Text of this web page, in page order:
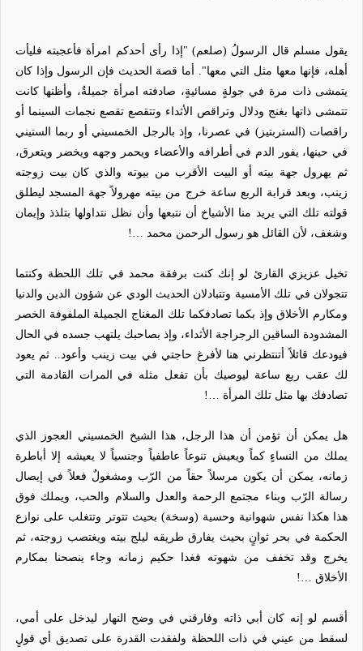
يقول مسلم قال الرسولُ (صلعم) "إذا رأى أحدكم امرأة فأعجبته فليأت
أهله، فإنها معها مثل التي معها". أما قصة الحديث فإن الرسول وإذا كان
يتمشى ذات مرة في جولةٍ مسائيةٍ، صادفته امرأة جميلةٌ، وأظنها كانت
تتمشى ذاتها بغنج ودلال وتراقص الأثداء وتتقصع تقصع نجمات السينما أو
راقصات (الستربتيز) في عصرنا، وإذ بالرجل الخمسيني أو ربما الستيني
في حينها، يفور الدم في أطرافه والأعضاء ويحمر وجهه ويخضر ويتعرق،
ثم يهرول جهة بيته أو البيت الأقرب من بيوته والذي كان بيت زوجته
زينب، وبعد قرابة الربع ساعة خرج من بيته مهرولاً جهة المسجد ليطلق
قولته تلك التي يريد منا الأشياخ أن نتبعها وأن نظل نتداولها بتلذذ وإيمان
وشغف، لأن القائل هو رسول الرحمن محمد …!
تخيل عزيزي القارئ لو إنك كنت برفقة محمد في تلك اللحظة وكنتما
تتجولان في تلك الأمسية وتتبادلان الحديث الودي عن شؤون الدين والدنيا
ومكارم الأخلاق وإذ بكما تصادفكما تلك المغناج الجميلة الملفوفة الخصر
المشدودة الساقين الرجراجة الأثداء، وإذ بصاحبك يلتهب جسده في الحال
فيودعك قائلاً أتنتظرني هنا لأفرغ حاجتي في بيت زينب وأعود.. ثم يعود
لك عقب ربع ساعة ليوصيك بأن تفعل مثله في المرات القادمة التي
تصادفك بها مثل تلك المرأة …!
هل يمكن أن تؤمن أن هذا الرجل، هذا الشيخ الخمسيني العجوز الذي
يملك من النساءٍ كماً ويعيش تنوعاً عاطفياً وجنسياً لا يعيشه إلا أباطرة
زمانه، يمكن أن يكون مرسلاً حقاً من الرّب ومشغولٌ فعلاً في إيصال
رسالة الرّب وبناء مجتمع الرحمة والعدل والسلام والحب، ويملك فوق
هذا هكذا نفس شهوانية وحسية (وسخة) بحيث تتوتر وتتغلب على نوازع
الحكمة في بحر ثوانٍ بحيث يفارق طريقه ليلج بيته ويغتصب زوجته، ثم
يخرج وقد تخفف من شهوته فغدا حكيم زمانه وجاء ينصحنا بمكارم
الأخلاق …!
أقسم لو إنه كان أبي ذاته وفارقني في وضح النهار ليدخل على أمي،
لسقط من عيني في ذات اللحظة ولفقدت القدرة على تصديق أي قولٍ